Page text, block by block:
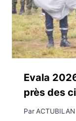
Evala
près des
ParACTUBILAN